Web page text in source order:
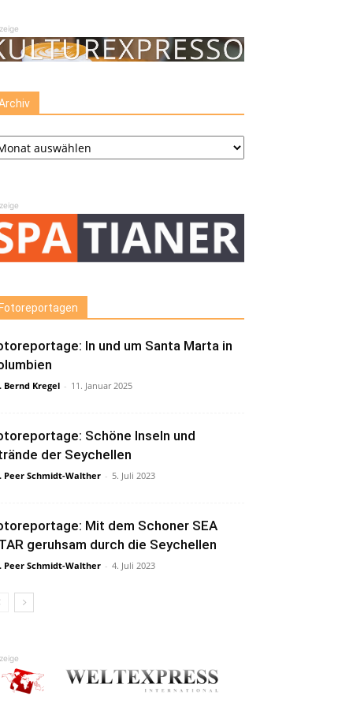
In und um Santa Marta in
Bernd Kregel - 11. Januar 2025
Schöne Inseln und
der Seychellen
Peer Schmidt-Walther - 5. Juli 2023
Mit dem Schoner SEA
geruhsam durch die Seychellen
Peer Schmidt-Walther - 4. Juli 2023